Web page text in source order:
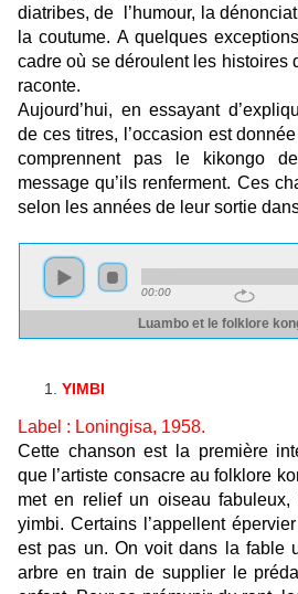
diatribes, de l’humour, la
la coutume. A quelques
cadre où se déroulent les histoires
raconte.
Aujourd’hui, en essayant
de ces titres, l’occasion est
comprennent pas le kikongo
message qu’ils renferment. Ces
selon les années de leur sortie
YIMBI
Label : Loningisa, 1958.
Cette chanson est la première
que l’artiste consacre au folklore
met en relief un oiseau
yimbi. Certains l’appellent
est pas un. On voit dans la fable
arbre en train de supplier le